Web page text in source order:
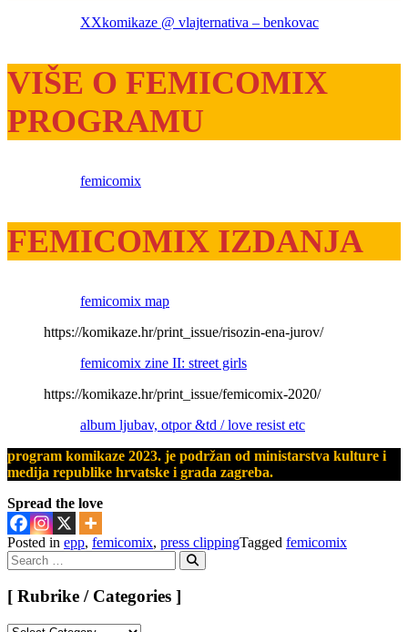
XXkomikaze @ vlajternativa – benkovac
VIŠE O FEMICOMIX
PROGRAMU
femicomix
FEMICOMIX IZDANJA
femicomix map
https://komikaze.hr/print_issue/risozin-ena-jurov/
femicomix zine II: street girls
https://komikaze.hr/print_issue/femicomix-2020/
album ljubav, otpor &td / love resist etc
program komikaze 2023. je podržan od ministarstva kulture i
medija republike hrvatske i grada zagreba.
Spread the love
Posted in epp, femicomix, press clippingTagged femicomix
Search
for:
Search
[ Rubrike / Categories ]